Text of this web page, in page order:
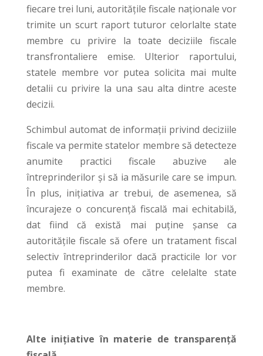
fiecare trei luni, autoritățile fiscale naționale vor
trimite un scurt raport tuturor celorlalte state
membre cu privire la toate deciziile fiscale
transfrontaliere emise. Ulterior raportului,
statele membre vor putea solicita mai multe
detalii cu privire la una sau alta dintre aceste
decizii.
Schimbul automat de informații privind deciziile
fiscale va permite statelor membre să detecteze
anumite practici fiscale abuzive ale
întreprinderilor și să ia măsurile care se impun.
În plus, inițiativa ar trebui, de asemenea, să
încurajeze o concurență fiscală mai echitabilă,
dat fiind că există mai puține șanse ca
autoritățile fiscale să ofere un tratament fiscal
selectiv întreprinderilor dacă practicile lor vor
putea fi examinate de către celelalte state
membre.
Alte inițiative în materie de transparență